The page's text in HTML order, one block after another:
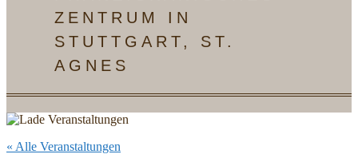
ZENTRUM IN
STUTTGART, ST.
AGNES
« Alle Veranstaltungen